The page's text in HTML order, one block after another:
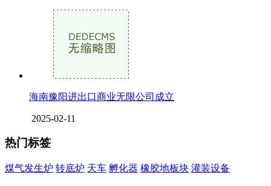
海南豫阳进出口商业无限公司成立
2025-02-11
热门标签
煤气发生炉 转底炉 天车 孵化器 橡胶地板块 灌装设备